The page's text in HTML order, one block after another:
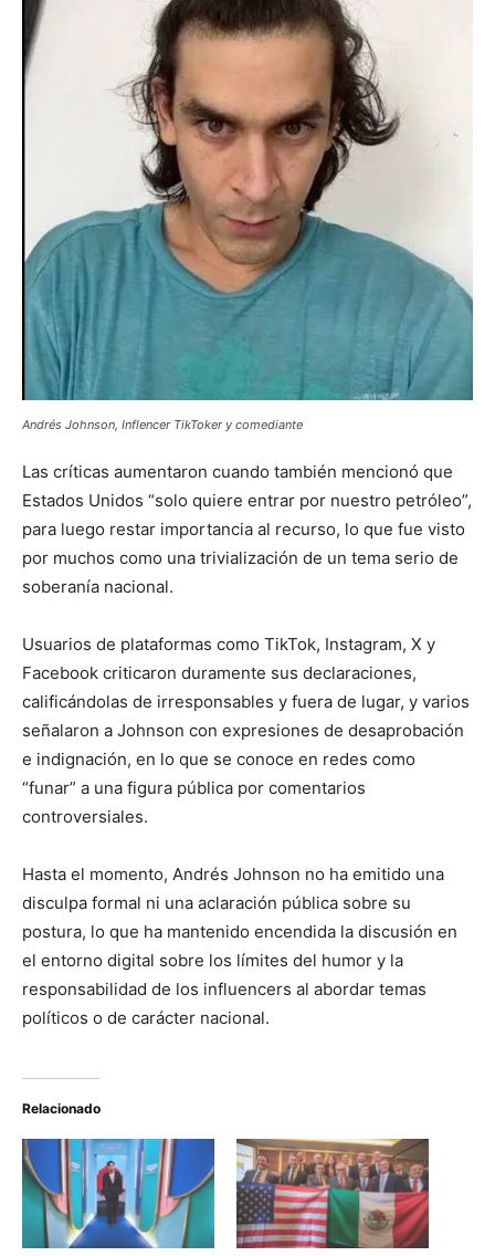
Andrés Johnson, Inflencer TikToker y comediante
Las críticas aumentaron cuando también mencionó que
Estados Unidos “solo quiere entrar por nuestro petróleo”,
para luego restar importancia al recurso, lo que fue visto
por muchos como una trivialización de un tema serio de
soberanía nacional.
Usuarios de plataformas como TikTok, Instagram, X y
Facebook criticaron duramente sus declaraciones,
calificándolas de irresponsables y fuera de lugar, y varios
señalaron a Johnson con expresiones de desaprobación
e indignación, en lo que se conoce en redes como
“funar” a una figura pública por comentarios
controversiales.
Hasta el momento, Andrés Johnson no ha emitido una
disculpa formal ni una aclaración pública sobre su
postura, lo que ha mantenido encendida la discusión en
el entorno digital sobre los límites del humor y la
responsabilidad de los influencers al abordar temas
políticos o de carácter nacional.
Relacionado